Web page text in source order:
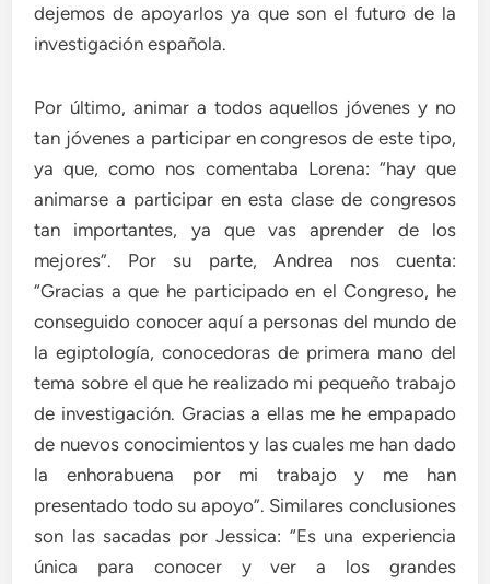
dejemos de apoyarlos ya que son el futuro de la
investigación española.
Por último, animar a todos aquellos jóvenes y no
tan jóvenes a participar en congresos de este tipo,
ya que, como nos comentaba Lorena: “hay que
animarse a participar en esta clase de congresos
tan importantes, ya que vas aprender de los
mejores”. Por su parte, Andrea nos cuenta:
“Gracias a que he participado en el Congreso, he
conseguido conocer aquí a personas del mundo de
la egiptología, conocedoras de primera mano del
tema sobre el que he realizado mi pequeño trabajo
de investigación. Gracias a ellas me he empapado
de nuevos conocimientos y las cuales me han dado
la enhorabuena por mi trabajo y me han
presentado todo su apoyo”. Similares conclusiones
son las sacadas por Jessica: “Es una experiencia
única para conocer y ver a los grandes